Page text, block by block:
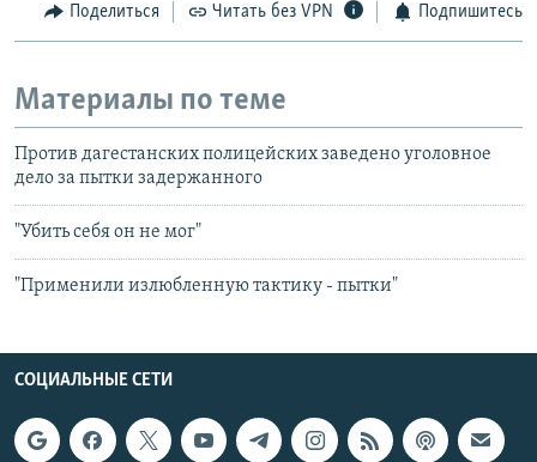
Поделиться Читать без VPN Подпишитесь
Материалы по теме
Против дагестанских полицейских заведено уголовное
дело за пытки задержанного
"Убить себя он не мог"
"Применили излюбленную тактику - пытки"
СОЦИАЛЬНЫЕ СЕТИ